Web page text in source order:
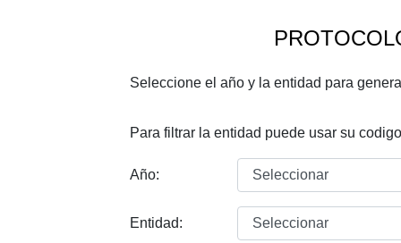
Seleccione el año y la entidad para
Para filtrar la entidad puede usar su
Año:
Entidad: